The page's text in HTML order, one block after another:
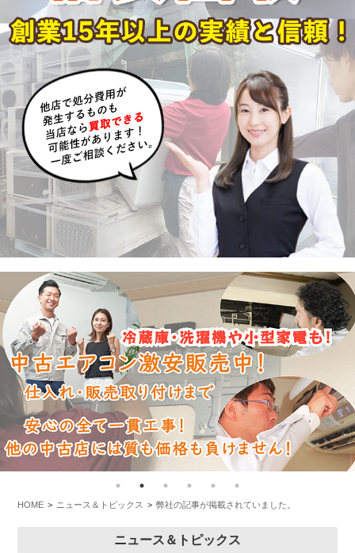
HOME ニュース＆トピックス 弊社の記事が掲載されていました。
ニュース＆トピックス